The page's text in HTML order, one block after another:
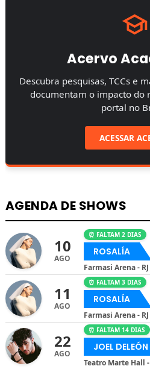
Acervo
Descubra pesquisas, TCCs e
documentam o impacto do
portal no
ACESSAR
AGENDA DE SHOWS
10
AGO
⏰ FALTAM 2 DIAS
ROSALÍA
Farmasi Arena - RJ
11
AGO
⏰ FALTAM 3 DIAS
ROSALÍA
Farmasi Arena - RJ
22
AGO
⏰ FALTAM 14 DIAS
JOEL DELEÓN
Teatro Marte Hall -